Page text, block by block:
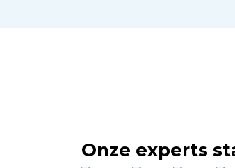
Onze experts
met een bewezen track
IT & Telecom.
staat
machines